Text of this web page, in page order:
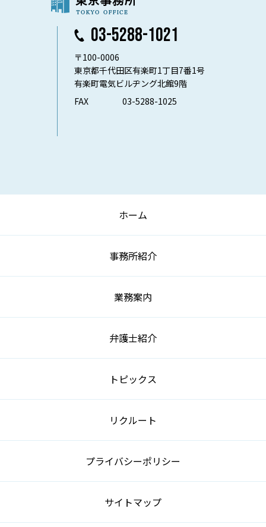
03-5288-1021
〒100-0006
東京都千代田区有楽町1丁目7番1号
有楽町電気ビルヂング北館9階
FAX
03-5288-1025
ホーム
事務所紹介
業務案内
弁護士紹介
トピックス
リクルート
プライバシーポリシー
サイトマップ